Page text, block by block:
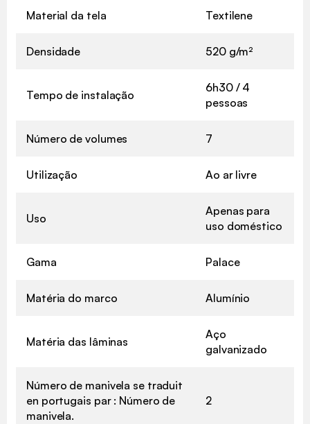
Material da tela Textilene
Densidade 520 g/m²
Tempo de instalação
6h30 / 4
pessoas
Número de volumes 7
Utilização Ao ar livre
Uso
Apenas para
uso doméstico
Gama Palace
Matéria do marco Alumínio
Matéria das lâminas
Aço
galvanizado
Número de manivela se traduit
en portugais par : Número de
manivela.
2